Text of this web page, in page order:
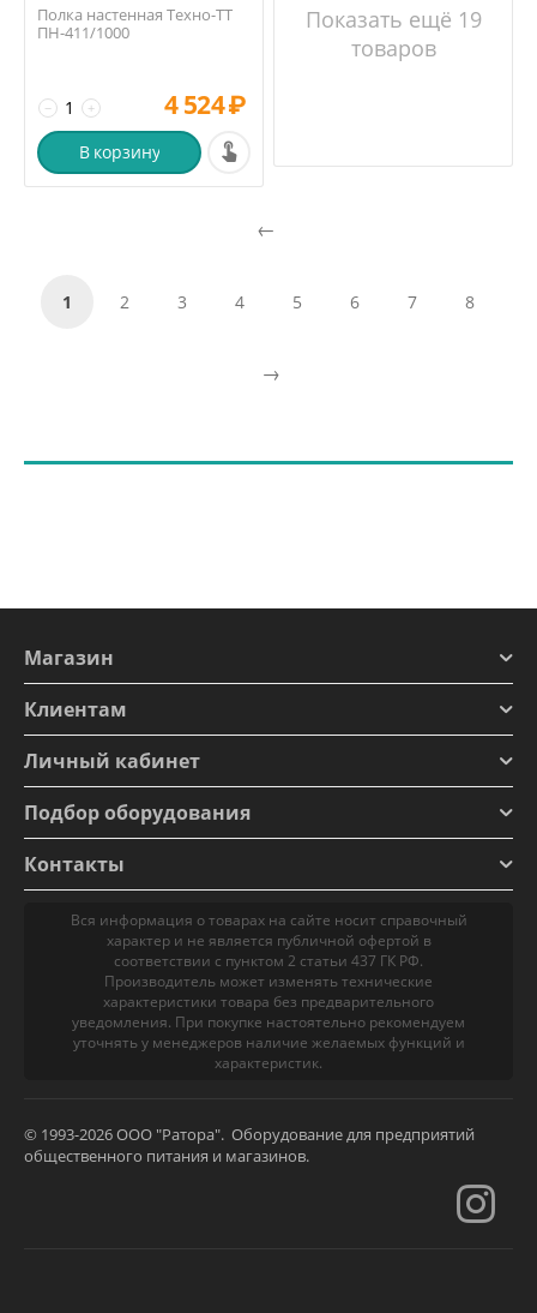
Полка настенная Техно-ТТ
ПН-411/1000
+
− 4 524₽
В корзину
Показать ещё 19
товаров
1 2 3 4 5 6 7 8
Магазин
Клиентам
Личный кабинет
Подбор оборудования
Контакты
Вся информация о товарах на сайте носит справочный
характер и не является публичной офертой в
соответствии с пунктом 2 статьи 437 ГК РФ.
Производитель может изменять технические
характеристики товара без предварительного
уведомления. При покупке настоятельно рекомендуем
уточнять у менеджеров наличие желаемых функций и
характеристик.
© 1993-2026 ООО "Ратора". Оборудование для предприятий
общественного питания и магазинов.